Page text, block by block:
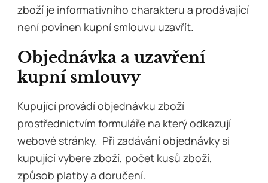
zboží je informativního charakteru a prodávající
není povinen kupní smlouvu uzavřít.
Objednávka a uzavření
kupní smlouvy
Kupující provádí objednávku zboží
prostřednictvím formuláře na který odkazují
webové stránky. Při zadávání objednávky si
kupující vybere zboží, počet kusů zboží,
způsob platby a doručení.